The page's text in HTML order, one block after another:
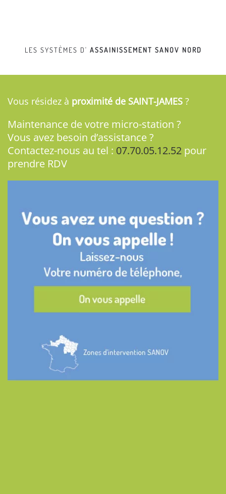
LES SYSTÈMES D' ASSAINISSEMENT SANOV NORD
Vous résidez à proximité de SAINT-JAMES ?
Maintenance de votre micro-station ?
Vous avez besoin d’assistance ?
Contactez-nous au tel : 07.70.05.12.52 pour
prendre RDV